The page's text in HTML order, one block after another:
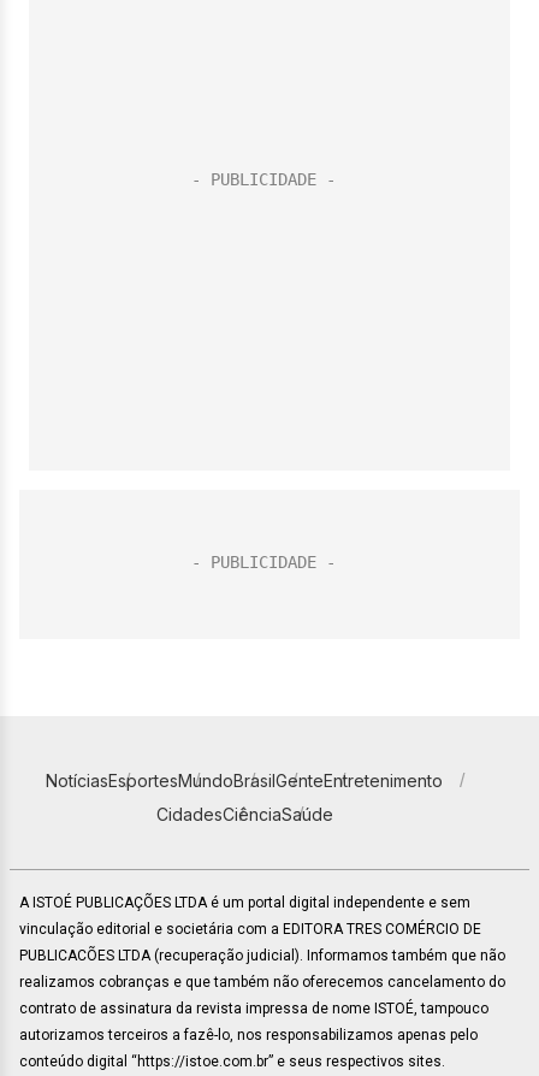
NotíciasEsportesMundoBrasilGenteEntretenimento
CidadesCiênciaSaúde
A ISTOÉ PUBLICAÇÕES LTDA é um portal digital independente e sem
vinculação editorial e societária com a EDITORA TRES COMÉRCIO DE
PUBLICACÕES LTDA (recuperação judicial). Informamos também que não
realizamos cobranças e que também não oferecemos cancelamento do
contrato de assinatura da revista impressa de nome ISTOÉ, tampouco
autorizamos terceiros a fazê-lo, nos responsabilizamos apenas pelo
conteúdo digital “https://istoe.com.br” e seus respectivos sites.